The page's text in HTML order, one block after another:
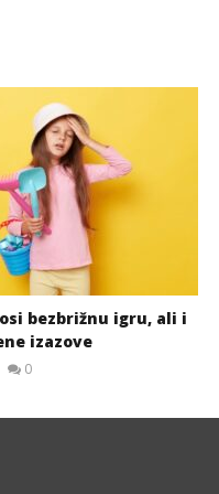
bezbrižnu igru, ali i
izazove
0